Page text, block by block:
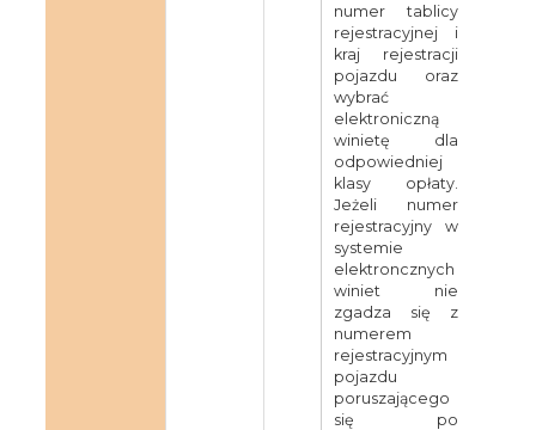
numer tablicy
rejestracyjnej i
kraj rejestracji
pojazdu oraz
wybrać
elektroniczną
winietę dla
odpowiedniej
klasy opłaty.
Jeżeli numer
rejestracyjny w
systemie
elektroncznych
winiet nie
zgadza się z
numerem
rejestracyjnym
pojazdu
poruszającego
się po